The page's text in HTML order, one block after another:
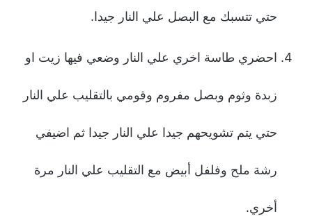
حتي تتسبك مع البصل علي النار جيدا.
احضري طاسة اخري علي النار وضعي فيها زيت او
زبدة وثوم وبصل مفروم وقومي بالتقليب علي النار
حتي يتم تشويحهم جيدا علي النار جيدا ثم اضيفي
رشة ملح وفلفل أبيض مع التقليب علي النار مرة
أخري.